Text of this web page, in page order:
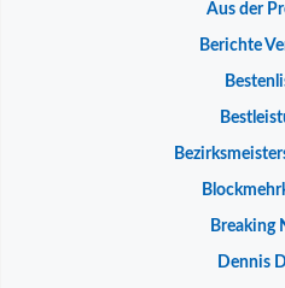
Aus der
Berichte
Breaking
Dennis